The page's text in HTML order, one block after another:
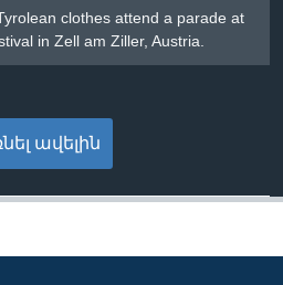
clothes attend a parade at
in Zell am Ziller, Austria.
ավելին